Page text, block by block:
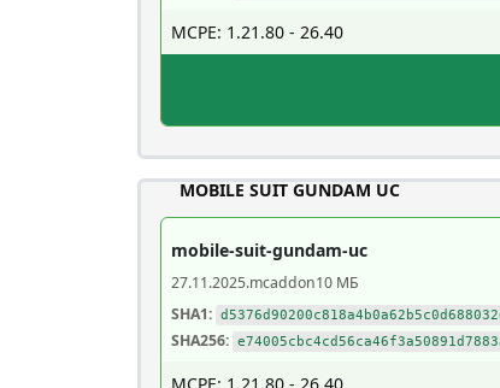
MCPE: 1.21.80 - 26.40
MOBILE SUIT GUNDAM UC
mobile-suit-gundam-uc
27.11.2025.mcaddon10 МБ
SHA1:
SHA256: